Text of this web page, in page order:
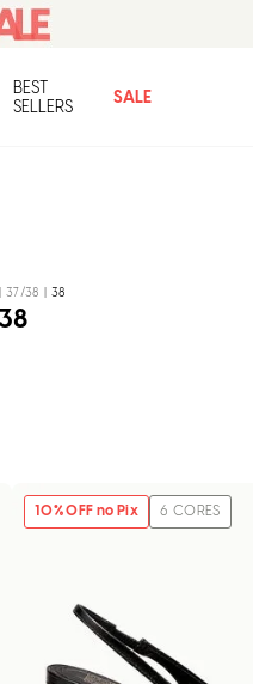
BEST
SELLERS
SALE
37/38 38
38
10% OFF no Pix 6 CORES